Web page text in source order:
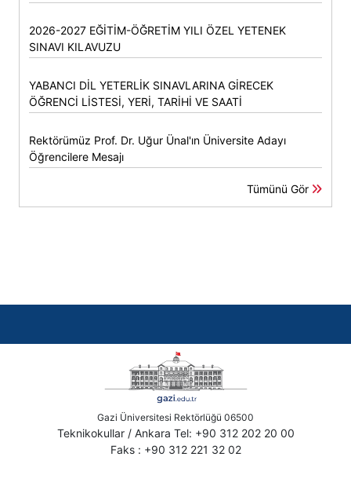
2026-2027 EĞİTİM-ÖĞRETİM YILI ÖZEL YETENEK
SINAVI KILAVUZU
YABANCI DİL YETERLİK SINAVLARINA GİRECEK
ÖĞRENCİ LİSTESİ, YERİ, TARİHİ VE SAATİ
Rektörümüz Prof. Dr. Uğur Ünal'ın Üniversite Adayı
Öğrencilere Mesajı
Tümünü Gör
Gazi Üniversitesi Rektörlüğü 06500
Teknikokullar / Ankara Tel: +90 312 202 20 00
Faks : +90 312 221 32 02